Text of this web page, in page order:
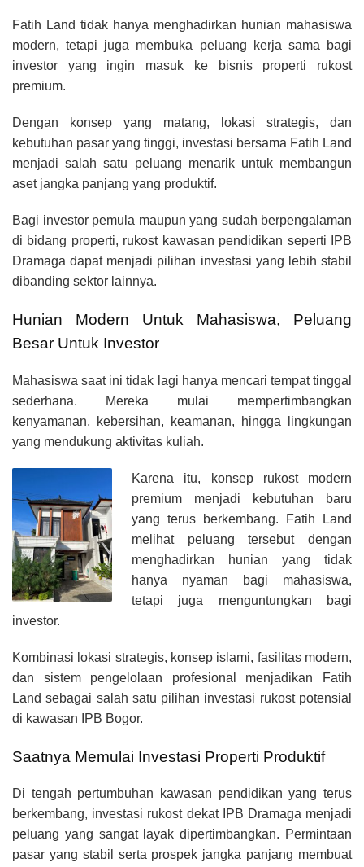
Fatih Land tidak hanya menghadirkan hunian mahasiswa
modern, tetapi juga membuka peluang kerja sama bagi
investor yang ingin masuk ke bisnis properti rukost
premium.
Dengan konsep yang matang, lokasi strategis, dan
kebutuhan pasar yang tinggi, investasi bersama Fatih Land
menjadi salah satu peluang menarik untuk membangun
aset jangka panjang yang produktif.
Bagi investor pemula maupun yang sudah berpengalaman
di bidang properti, rukost kawasan pendidikan seperti IPB
Dramaga dapat menjadi pilihan investasi yang lebih stabil
dibanding sektor lainnya.
Hunian Modern Untuk Mahasiswa, Peluang
Besar Untuk Investor
Mahasiswa saat ini tidak lagi hanya mencari tempat tinggal
sederhana. Mereka mulai mempertimbangkan
kenyamanan, kebersihan, keamanan, hingga lingkungan
yang mendukung aktivitas kuliah.
Karena itu, konsep rukost modern
premium menjadi kebutuhan baru
yang terus berkembang. Fatih Land
melihat peluang tersebut dengan
menghadirkan hunian yang tidak
hanya nyaman bagi mahasiswa,
tetapi juga menguntungkan bagi
investor.
Kombinasi lokasi strategis, konsep islami, fasilitas modern,
dan sistem pengelolaan profesional menjadikan Fatih
Land sebagai salah satu pilihan investasi rukost potensial
di kawasan IPB Bogor.
Saatnya Memulai Investasi Properti Produktif
Di tengah pertumbuhan kawasan pendidikan yang terus
berkembang, investasi rukost dekat IPB Dramaga menjadi
peluang yang sangat layak dipertimbangkan. Permintaan
pasar yang stabil serta prospek jangka panjang membuat